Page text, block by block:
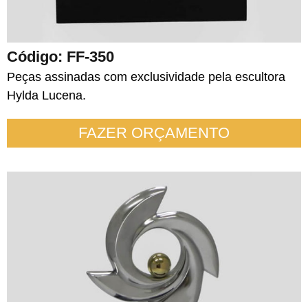
Código: FF-350
Peças assinadas com exclusividade pela escultora
Hylda Lucena.
FAZER ORÇAMENTO